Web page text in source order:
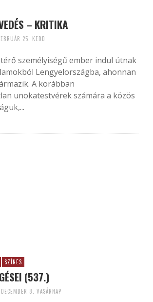
– KRITIKA
25. KEDD
személyiségű ember indul útnak
Lengyelországba, ahonnan
A korábban
unokatestvérek számára a közös
SZÍNES
(537.)
8. VASÁRNAP